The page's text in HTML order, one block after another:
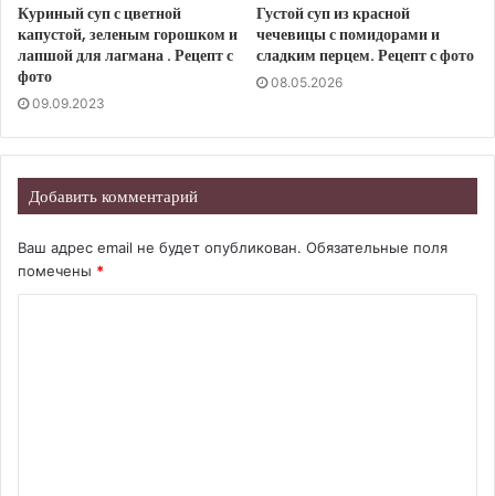
Куриный суп с цветной
капустой, зеленым горошком и
лапшой для лагмана . Рецепт с
фото
09.09.2023
Густой суп из красной
чечевицы с помидорами и
сладким перцем. Рецепт с фото
08.05.2026
Добавить комментарий
Ваш адрес email не будет опубликован. Обязательные поля
помечены *